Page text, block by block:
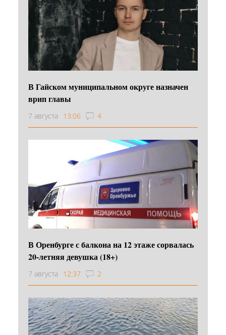
В Гайском муниципальном округе назначен
врип главы
7 августа 13:06 4
В Оренбурге с балкона на 12 этаже сорвалась
20-летняя девушка (18+)
7 августа 12:37 2